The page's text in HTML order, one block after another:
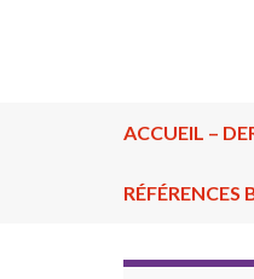
ACCUEIL –